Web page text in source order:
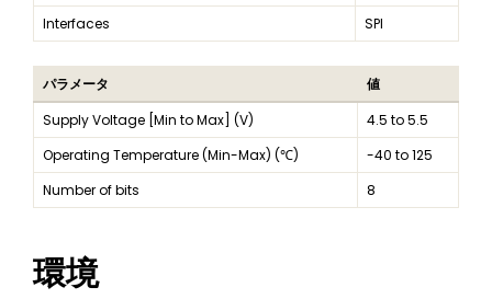
Interfaces
SPI
パラメータ
値
Supply Voltage [Min to Max] (V)
4.5 to 5.5
Operating Temperature (Min-Max) (℃)
-40 to 125
Number of bits
8
環境